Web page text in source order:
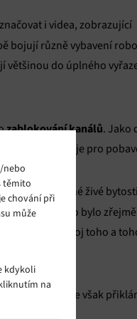
nebo
těmito
chování při
může
kdykoli
na
i videa, zobrazující
bojují různě vybavení
většinou do úplného
zablokování kanálů. Jako
souboje pro
nebo jiné živé
a podobně to bylo zřejmě
jako souboj toho a
Spíše se však